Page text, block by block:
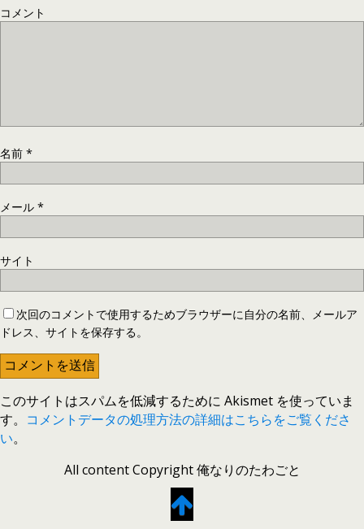
コメント
名前 *
メール *
サイト
次回のコメントで使用するためブラウザーに自分の名前、メールア
ドレス、サイトを保存する。
このサイトはスパムを低減するために Akismet を使っていま
す。 コメントデータの処理方法の詳細はこちらをご覧くださ
い。
All content Copyright 俺なりのたわごと